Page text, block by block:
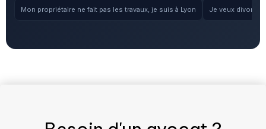
Mon propriétaire ne fait pas les travaux, je suis à Lyon Je veux